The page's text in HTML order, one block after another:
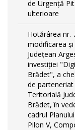
de Urgență
ulterioare
Hotărârea nr.
modificarea
Județean
investiției
Brădet", a
de
Teritorială
Brădet, în
cadrul
Pilon V,